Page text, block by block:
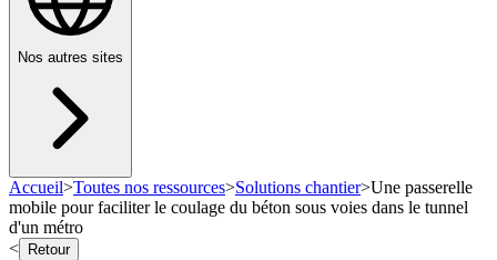
Nos autres sites
Accueil>Toutes nos ressources>Solutions chantier>Une passerelle
mobile pour faciliter le coulage du béton sous voies dans le tunnel
d'un métro
<
Retour